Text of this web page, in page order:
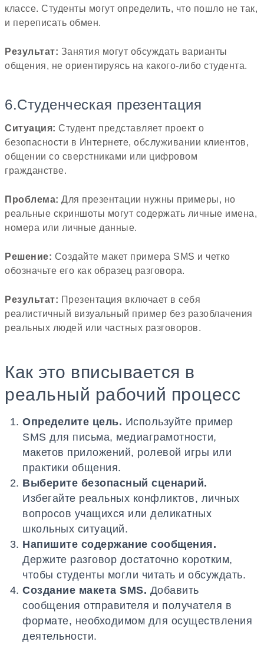
классе. Студенты могут определить, что пошло не так,
и переписать обмен.
Результат: Занятия могут обсуждать варианты
общения, не ориентируясь на какого-либо студента.
6.Студенческая презентация
Ситуация: Студент представляет проект о
безопасности в Интернете, обслуживании клиентов,
общении со сверстниками или цифровом
гражданстве.
Проблема: Для презентации нужны примеры, но
реальные скриншоты могут содержать личные имена,
номера или личные данные.
Решение: Создайте макет примера SMS и четко
обозначьте его как образец разговора.
Результат: Презентация включает в себя
реалистичный визуальный пример без разоблачения
реальных людей или частных разговоров.
Как это вписывается в
реальный рабочий процесс
Определите цель. Используйте пример
SMS для письма, медиаграмотности,
макетов приложений, ролевой игры или
практики общения.
Выберите безопасный сценарий.
Избегайте реальных конфликтов, личных
вопросов учащихся или деликатных
школьных ситуаций.
Напишите содержание сообщения.
Держите разговор достаточно коротким,
чтобы студенты могли читать и обсуждать.
Создание макета SMS. Добавить
сообщения отправителя и получателя в
формате, необходимом для осуществления
деятельности.